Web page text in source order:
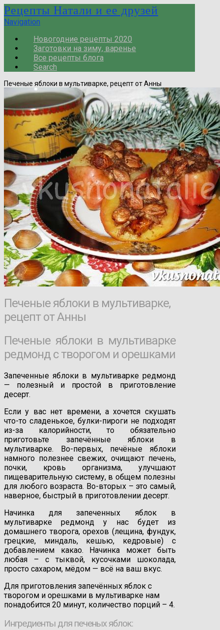
Рецепты Натали и ее друзей
Navigation
Новогодние рецепты 2020
Заготовки на зиму, варенье
Все рецепты блога
Search
Печеные яблоки в мультиварке, рецепт от Анны
Печеные яблоки в мультиварке,
рецепт от Анны
Печеные яблоки в мультиварке
редмонд с творогом и орешками
Запеченные яблоки в мультиварке редмонд
— полезный и простой в приготовление
десерт.
Если у вас нет времени, а хочется скушать
что-то сладенькое, булки-пироги не подходят
из-за калорийности, то обязательно
приготовьте запечённые яблоки в
мультиварке. Во-первых, печёные яблоки
намного полезнее свежих, очищают печень,
почки, кровь организма, улучшают
пищеварительную систему, в общем полезны
для любого возраста. Во-вторых – это самый,
наверное, быстрый в приготовлении десерт.
Начинка для запеченных яблок в
мультиварке редмонд у нас будет из
домашнего творога, орехов (лещина, фундук,
грецкие, миндаль, кешью, кедровые) с
добавлением какао. Начинка может быть
любая – с тыквой, кусочками шоколада,
просто сахаром, мёдом — всё на ваш вкус.
Для приготовления запечённых яблок с
творогом и орешками в мультиварке нам
понадобится 20 минут, количество порций – 4.
Ингредиенты для печеных яблок: